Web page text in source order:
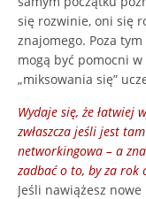
się rozwinie, oni się
znajomego. Poza
mogą być pomocni
„miksowania się”
Wydaje się, że łatwiej
zwłaszcza jeśli jest
networkingowa – a
zadbać o to, by za rok
Jeśli nawiążesz